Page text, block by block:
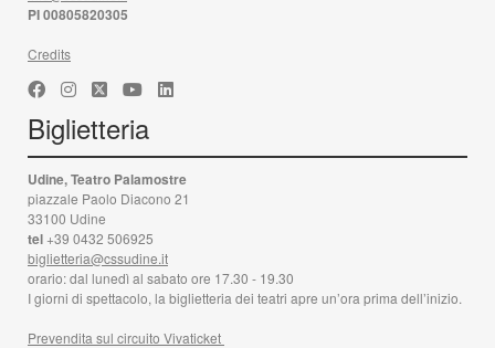
PI 00805820305
Credits
Biglietteria
Udine, Teatro Palamostre
piazzale Paolo Diacono 21
33100 Udine
tel +39 0432 506925
biglietteria@cssudine.it
orario: dal lunedì al sabato ore 17.30 - 19.30
I giorni di spettacolo, la biglietteria dei teatri apre un’ora prima dell’inizio.
Prevendita sul circuito Vivaticket